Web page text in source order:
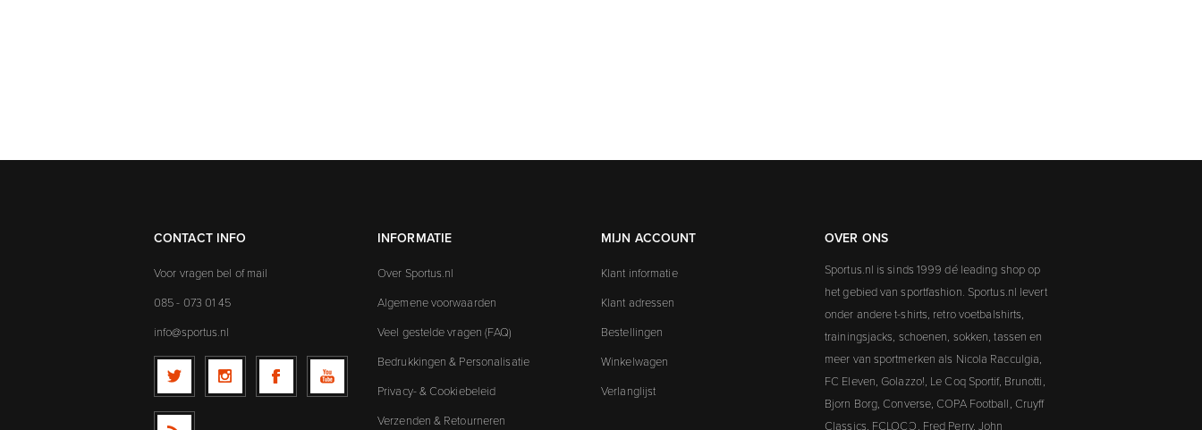
CONTACT INFO
Voor vragen bel of mail
085 - 073 01 45
info@sportus.nl
INFORMATIE
Over Sportus.nl
Algemene voorwaarden
Veel gestelde vragen (FAQ)
Bedrukkingen & Personalisatie
Privacy- & Cookiebeleid
Verzenden & Retourneren
MIJN ACCOUNT
Klant informatie
Klant adressen
Bestellingen
Winkelwagen
Verlanglijst
OVER ONS
Sportus.nl is sinds 1999 dé leading shop op
het gebied van sportfashion. Sportus.nl levert
onder andere t-shirts, retro voetbalshirts,
trainingsjacks, schoenen, sokken, tassen en
meer van sportmerken als Nicola Racculgia,
FC Eleven, Golazzo!, Le Coq Sportif, Brunotti,
Bjorn Borg, Converse, COPA Football, Cruyff
Classics, FCLOCO, Fred Perry, John